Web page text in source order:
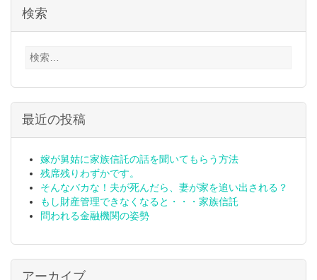
検索
検
最近の投稿
嫁が舅姑に家族信託の話を聞いてもらう方法
残席残りわずかです。
そんなバカな！夫が死んだら、妻が家を追い出される？
もし財産管理できなくなると・・・家族信託
問われる金融機関の姿勢
アーカイブ